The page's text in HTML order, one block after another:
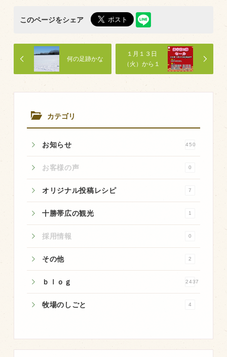
カテゴリ
お知らせ 450
お客様の声 0
オリジナル投稿レシピ 7
十勝帯広の観光 1
採用情報 0
その他 2
ｂｌｏｇ 2437
牧場のしごと 4
このページをシェア
１月１３日
（火）から１
月２５日
（日）まで
「新春第二弾
何の足跡かな
瑕疵とは
商品のご紹介
厚切ステーキ
ハンバーグ
豊西ソース
ギフト
取り扱い店
販売店
飲食店
その他
問い合わせ